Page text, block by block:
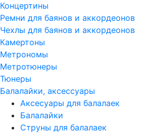
Концертины
Ремни для баянов и аккордеонов
Чехлы для баянов и аккордеонов
Камертоны
Метрономы
Метротюнеры
Тюнеры
Балалайки, аксессуары
Аксесуары для балалаек
Балалайки
Струны для балалаек